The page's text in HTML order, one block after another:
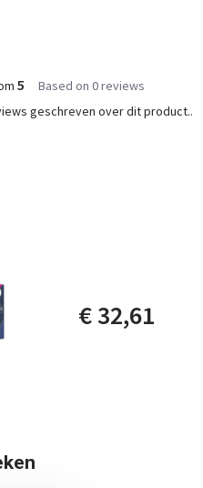
5 Based on 0 reviews
geschreven over dit product..
€ 32,61